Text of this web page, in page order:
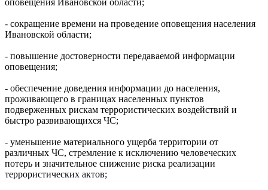
оповещения Ивановской области;
- сокращение времени на проведение оповещения населения
Ивановской области;
- повышение достоверности передаваемой информации
оповещения;
- обеспечение доведения информации до населения,
проживающего в границах населенных пунктов
подверженных рискам террористических воздействий и
быстро развивающихся ЧС;
- уменьшение материального ущерба территории от
различных ЧС, стремление к исключению человеческих
потерь и значительное снижение риска реализации
террористических актов;